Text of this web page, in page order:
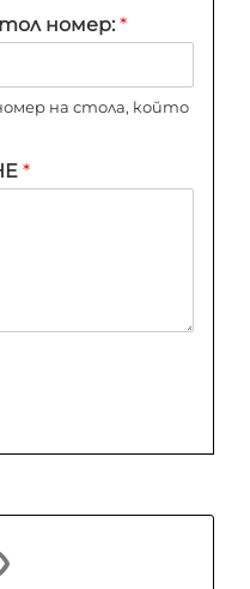
номер: *
на стола, който
*